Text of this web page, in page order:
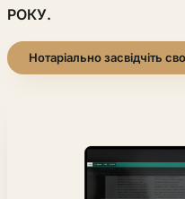
РОКУ.
Нотаріально засвідчіть